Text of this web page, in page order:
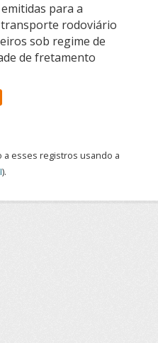
para a
rodoviário
sob regime de
de fretamento
a esses registros usando a
).